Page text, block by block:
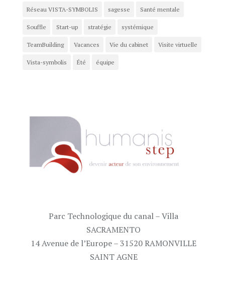
Réseau VISTA-SYMBOLIS sagesse Santé mentale
Souffle Start-up stratégie systémique
TeamBuilding Vacances Vie du cabinet Visite virtuelle
Vista-symbolis Été équipe
Parc Technologique du canal – Villa
SACRAMENTO
14 Avenue de l’Europe – 31520 RAMONVILLE
SAINT AGNE